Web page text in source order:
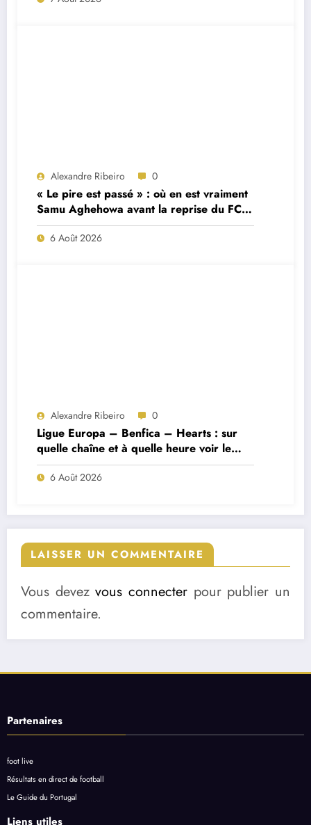
Alexandre Ribeiro 0
« Le pire est passé » : où en est vraiment
Samu Aghehowa avant la reprise du FC
Porto ?
6 Août 2026
Alexandre Ribeiro 0
Ligue Europa – Benfica – Hearts : sur
quelle chaîne et à quelle heure voir le
match ?
6 Août 2026
LAISSER UN COMMENTAIRE
Vous devezvous connecter pour publier un
commentaire.
Partenaires
foot live
Résultats en direct de football
Le Guide du Portugal
Liens utiles